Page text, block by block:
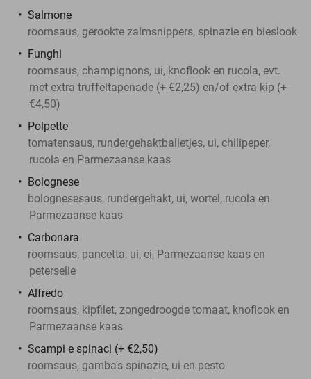
Salmone
roomsaus, gerookte zalmsnippers, spinazie en bieslook
Funghi
roomsaus, champignons, ui, knoflook en rucola, evt.
met extra truffeltapenade (+ €2,25) en/of extra kip (+
€4,50)
Polpette
tomatensaus, rundergehaktballetjes, ui, chilipeper,
rucola en Parmezaanse kaas
Bolognese
bolognesesaus, rundergehakt, ui, wortel, rucola en
Parmezaanse kaas
Carbonara
roomsaus, pancetta, ui, ei, Parmezaanse kaas en
peterselie
Alfredo
roomsaus, kipfilet, zongedroogde tomaat, knoflook en
Parmezaanse kaas
Scampi e spinaci (+ €2,50)
roomsaus, gamba's spinazie, ui en pesto